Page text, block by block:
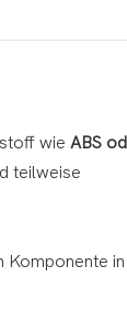
wieABS
teilweise
Komponente in